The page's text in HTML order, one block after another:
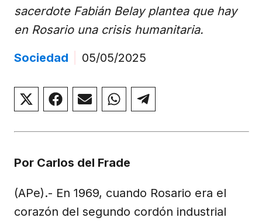
sacerdote Fabián Belay plantea que hay
en Rosario una crisis humanitaria.
Sociedad
05/05/2025
Compartir
en
(Twitter)
Compartir
en
Compartir
en
Compartir
en
Compartir
en
Por Carlos del Frade
(APe).- En 1969, cuando Rosario era el
corazón del segundo cordón industrial